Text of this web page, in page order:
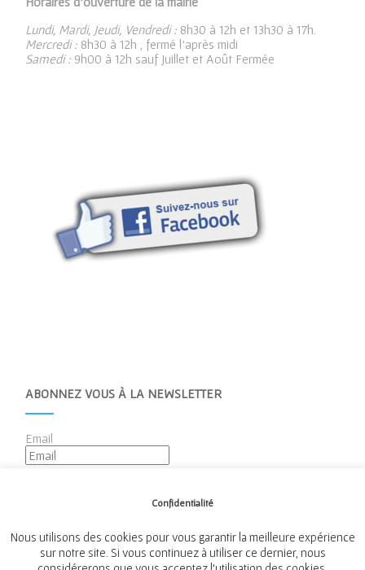
Lundi, Mardi, Jeudi, Vendredi : 8h30 à 12h et 13h30 à 17h.
Mercredi : 8h30 à 12h , fermé l’après midi
Samedi : 9h00 à 12h sauf Juillet et Août Fermée
ABONNEZ VOUS À LA NEWSLETTER
Email
Confidentialité
Nous utilisons des cookies pour vous garantir la meilleure expérience
sur notre site. Si vous continuez à utiliser ce dernier, nous